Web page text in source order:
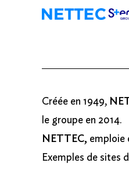
Créée en 1949,
le groupe en 2014.
NETTEC, emploie
Exemples de sites